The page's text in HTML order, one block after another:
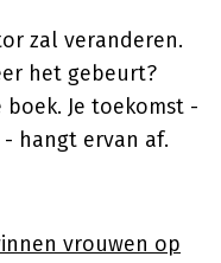
zal veranderen.
het gebeurt?
Je toekomst -
hangt ervan af.
vrouwen op